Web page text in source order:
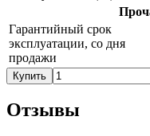
Гарантийный срок
эксплуатации, со дня
продажи
Купить
Отзывы